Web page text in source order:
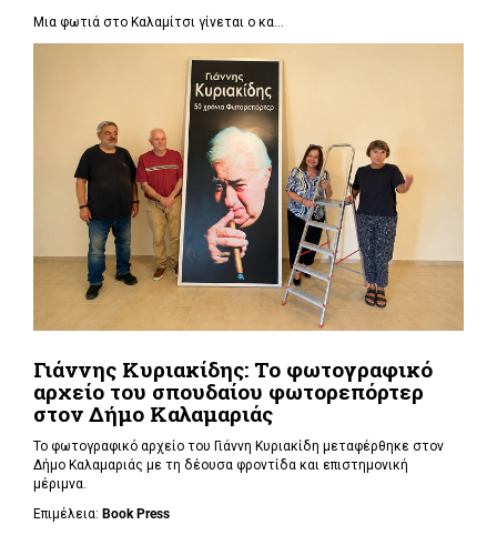
Μια φωτιά στο Καλαμίτσι γίνεται ο κα...
Γιάννης Κυριακίδης: Το φωτογραφικό
αρχείο του σπουδαίου φωτορεπόρτερ
στον Δήμο Καλαμαριάς
Το φωτογραφικό αρχείο του Γιάννη Κυριακίδη μεταφέρθηκε στον
Δήμο Καλαμαριάς με τη δέουσα φροντίδα και επιστημονική
μέριμνα.
Επιμέλεια: Book Press